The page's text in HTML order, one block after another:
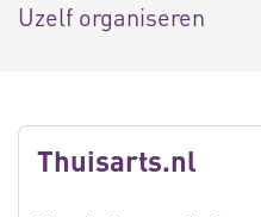
Uzelf organiseren
Thuisarts.nl